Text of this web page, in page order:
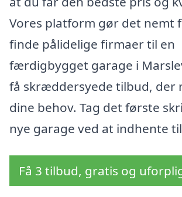
Vores platform gør det nemt
finde pålidelige firmaer til en
færdigbygget garage i
få skræddersyede tilbud, der
dine behov. Tag det første
nye garage ved at indhente
Få 3 tilbud, gratis og